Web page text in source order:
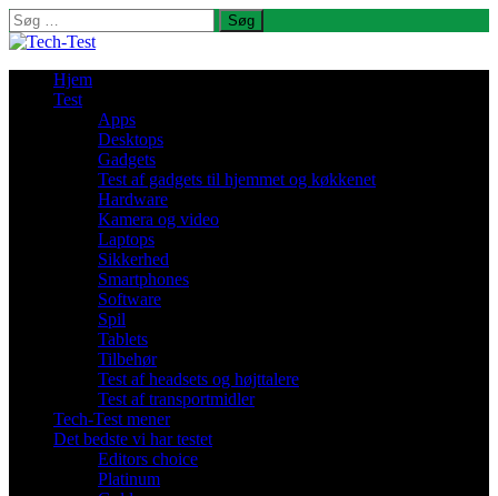
Søg
efter:
Hjem
Test
Apps
Desktops
Gadgets
Test af gadgets til hjemmet og køkkenet
Hardware
Kamera og video
Laptops
Sikkerhed
Smartphones
Software
Spil
Tablets
Tilbehør
Test af headsets og højttalere
Test af transportmidler
Tech-Test mener
Det bedste vi har testet
Editors choice
Platinum